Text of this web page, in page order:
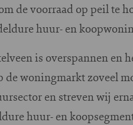
de voorraad op peil te
huur- en
is overspannen en
woningmarkt zoveel
en streven wij
huur- en